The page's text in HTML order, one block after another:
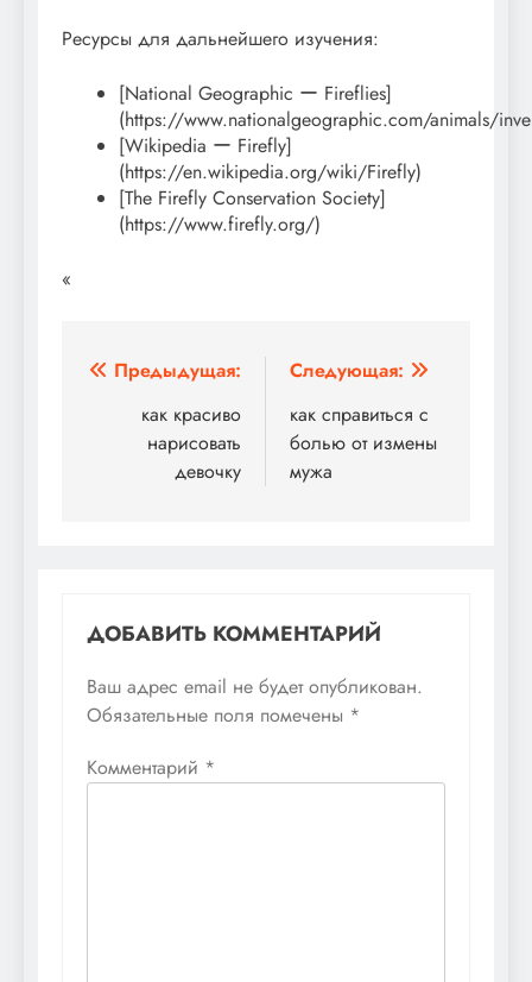
Ресурсы для дальнейшего изучения:
[National Geographic ー Fireflies]
(https://www.nationalgeographic.com/animals/
[Wikipedia ー Firefly]
(https://en.wikipedia.org/wiki/Firefly)
[The Firefly Conservation Society]
(https://www.firefly.org/)
«
Навигация
записям
Предыдущая:
как красиво
нарисовать
девочку
Следующая:
как справиться с
болью от измены
мужа
ДОБАВИТЬ КОММЕНТАРИЙ
Ваш адрес email не будет опубликован.
Обязательные поля помечены *
Комментарий *